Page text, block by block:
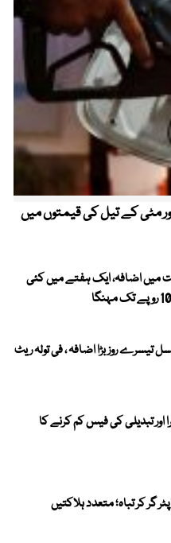
مٹی کے تیل کی قیمتوں میں
میں اضافہ، ایک ہفتے میں کئی
روز بڑا اضافہ ، فی تولہ ریٹ
تبدیلی کی فیس کم کرنے کا